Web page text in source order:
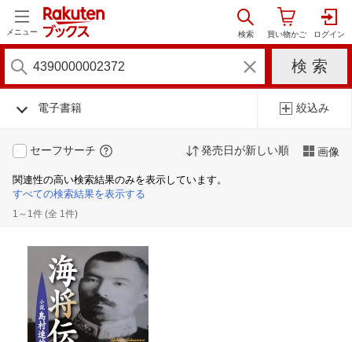
メニュー
電子書籍 絞込み
セーフサーチ 発売日が新しい順 画像
関連性の高い検索結果のみを表示しています。
すべての検索結果を表示する
1～1件 (全 1件)